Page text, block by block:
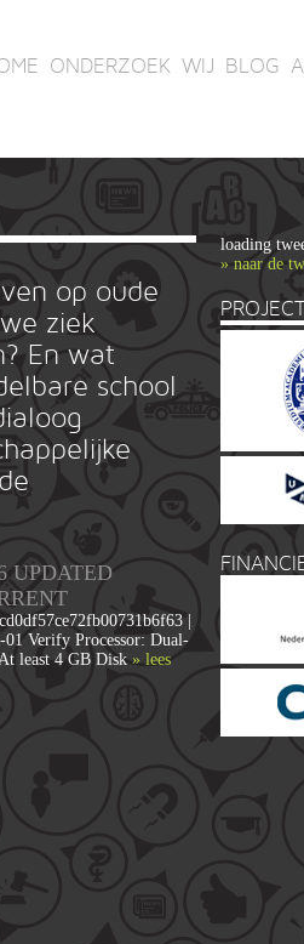
ONDERZOEK WIJ BLOG
op oude
ziek
En wat
school
UPDATED
|
01 Verify Processor: Dual-
least 4 GB Disk » lees
loading
» naar de